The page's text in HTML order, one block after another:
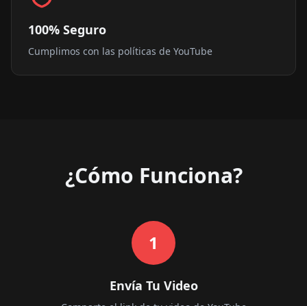
100% Seguro
Cumplimos con las políticas de YouTube
¿Cómo Funciona?
1
Envía Tu Video